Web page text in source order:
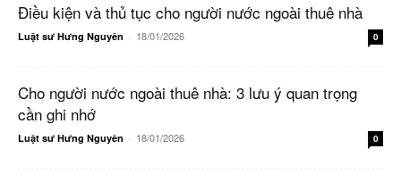
Điều kiện và thủ tục cho người nước ngoài thuê nhà
Luật sư Hưng Nguyên - 18/01/2026 0
Cho người nước ngoài thuê nhà: 3 lưu ý quan trọng
cần ghi nhớ
Luật sư Hưng Nguyên - 18/01/2026 0